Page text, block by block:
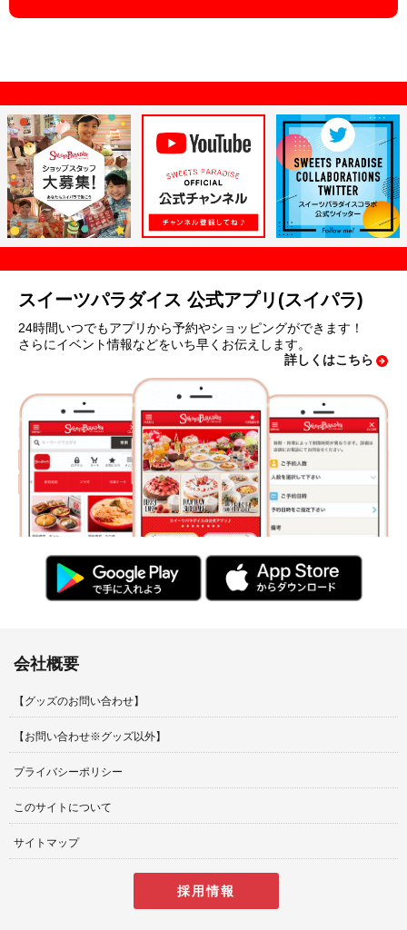
スイーツパラダイス 公式アプリ(スイパラ)
24時間いつでもアプリから予約やショッピングができます！
さらにイベント情報などをいち早くお伝えします。
詳しくはこちら
会社概要
【グッズのお問い合わせ】
【お問い合わせ※グッズ以外】
プライバシーポリシー
このサイトについて
サイトマップ
採用情報